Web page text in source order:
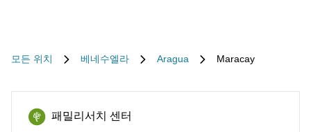
모든 위치 베네수엘라 Aragua Maracay
패밀리서치 센터